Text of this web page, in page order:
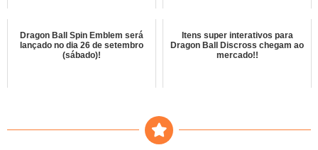
Dragon Ball Spin Emblem será
lançado no dia 26 de setembro
(sábado)!
Itens super interativos para
Dragon Ball Discross chegam ao
mercado!!